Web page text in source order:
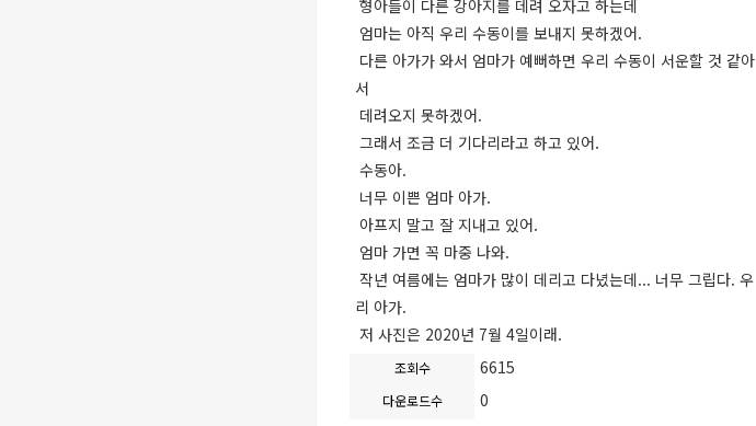
형아들이 다른 강아지를 데려 오자고 하는데
엄마는 아직 우리 수동이를 보내지 못하겠어.
다른 아가가 와서 엄마가 예뻐하면 우리 수동이 서운할 것 같아
서
데려오지 못하겠어.
그래서 조금 더 기다리라고 하고 있어.
수동아.
너무 이쁜 엄마 아가.
아프지 말고 잘 지내고 있어.
엄마 가면 꼭 마중 나와.
작년 여름에는 엄마가 많이 데리고 다녔는데... 너무 그립다. 우
리 아가.
저 사진은 2020년 7월 4일이래.
조회수 6615
다운로드수 0